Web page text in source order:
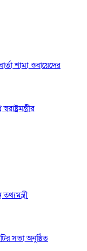
শামা ওবায়েদের
সভা অনুষ্ঠিত